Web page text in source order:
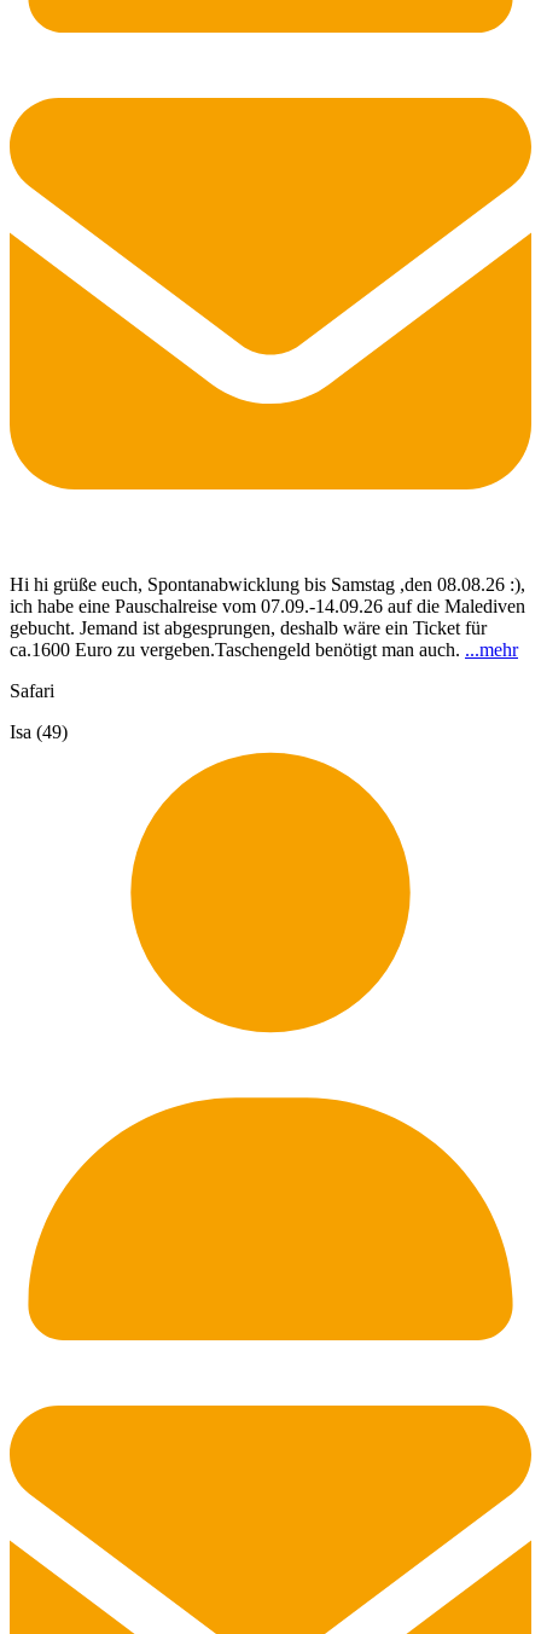
Hi hi grüße euch, Spontanabwicklung bis Samstag ,den 08.08.26 :),
ich habe eine Pauschalreise vom 07.09.-14.09.26 auf die Malediven
gebucht. Jemand ist abgesprungen, deshalb wäre ein Ticket für
ca.1600 Euro zu vergeben.Taschengeld benötigt man auch. ...mehr
Safari
Isa (49)